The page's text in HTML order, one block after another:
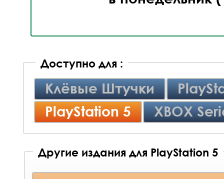
Доступно для :
Клёвые Штучки
PlayStation 5
XBOX
Другие издания для PlayStation 5